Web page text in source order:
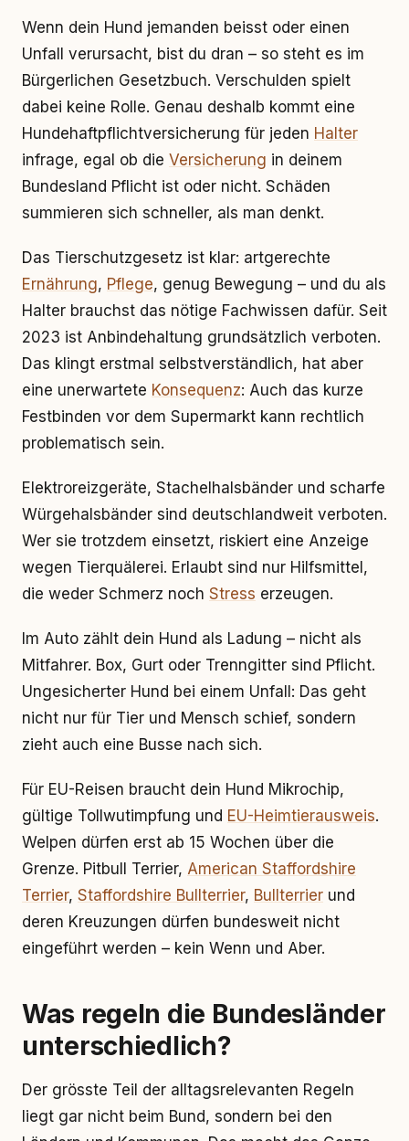
Wenn dein Hund jemanden beisst oder einen
Unfall verursacht, bist du dran – so steht es im
Bürgerlichen Gesetzbuch. Verschulden spielt
dabei keine Rolle. Genau deshalb kommt eine
Hundehaftpflichtversicherung für jeden Halter
infrage, egal ob die Versicherung in deinem
Bundesland Pflicht ist oder nicht. Schäden
summieren sich schneller, als man denkt.
Das Tierschutzgesetz ist klar: artgerechte
Ernährung, Pflege, genug Bewegung – und du als
Halter brauchst das nötige Fachwissen dafür. Seit
2023 ist Anbindehaltung grundsätzlich verboten.
Das klingt erstmal selbstverständlich, hat aber
eine unerwartete Konsequenz: Auch das kurze
Festbinden vor dem Supermarkt kann rechtlich
problematisch sein.
Elektroreizgeräte, Stachelhalsbänder und scharfe
Würgehalsbänder sind deutschlandweit verboten.
Wer sie trotzdem einsetzt, riskiert eine Anzeige
wegen Tierquälerei. Erlaubt sind nur Hilfsmittel,
die weder Schmerz noch Stress erzeugen.
Im Auto zählt dein Hund als Ladung – nicht als
Mitfahrer. Box, Gurt oder Trenngitter sind Pflicht.
Ungesicherter Hund bei einem Unfall: Das geht
nicht nur für Tier und Mensch schief, sondern
zieht auch eine Busse nach sich.
Für EU-Reisen braucht dein Hund Mikrochip,
gültige Tollwutimpfung und EU-Heimtierausweis.
Welpen dürfen erst ab 15 Wochen über die
Grenze. Pitbull Terrier, American Staffordshire
Terrier, Staffordshire Bullterrier, Bullterrier und
deren Kreuzungen dürfen bundesweit nicht
eingeführt werden – kein Wenn und Aber.
Was regeln die Bundesländer
unterschiedlich?
Der grösste Teil der alltagsrelevanten Regeln
liegt gar nicht beim Bund, sondern bei den